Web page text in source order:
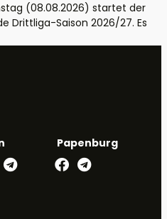
(08.08.2026) startet der
Drittliga-Saison 2026/27. Es
Papenburg